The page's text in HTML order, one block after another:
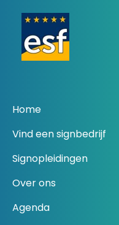
Home
Vind een signbedrijf
Signopleidingen
Over ons
Agenda